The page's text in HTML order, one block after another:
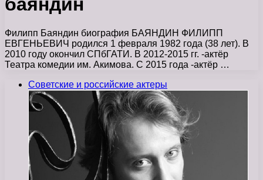
баяндин
Филипп Баяндин биография БАЯНДИН ФИЛИПП
ЕВГЕНЬЕВИЧ родился 1 февраля 1982 года (38 лет). В
2010 году окончил СПбГАТИ. В 2012-2015 гг. -актёр
Театра комедии им. Акимова. С 2015 года -актёр …
Советские и российские актеры